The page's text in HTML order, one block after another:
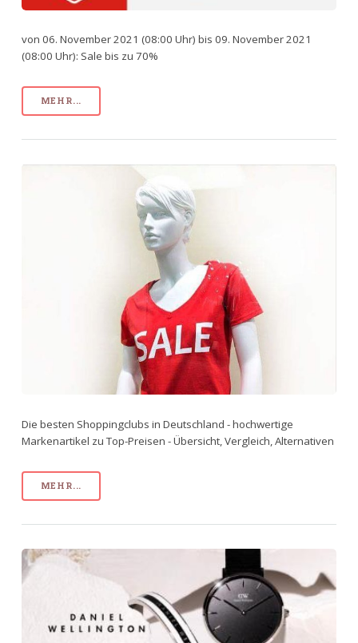
von 06. November 2021 (08:00 Uhr) bis 09. November 2021
(08:00 Uhr): Sale bis zu 70%
MEHR...
Die besten Shoppingclubs in Deutschland - hochwertige
Markenartikel zu Top-Preisen - Übersicht, Vergleich, Alternativen
MEHR...